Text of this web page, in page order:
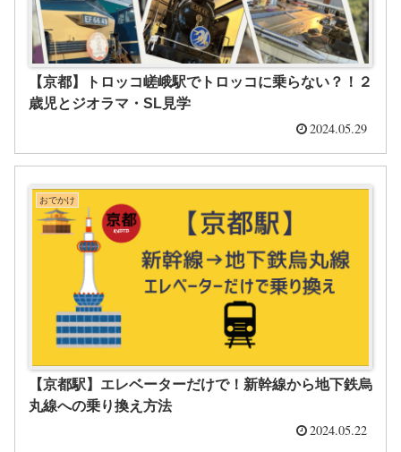
【京都】トロッコ嵯峨駅でトロッコに乗らない？！２
歳児とジオラマ・SL見学
2024.05.29
おでかけ
【京都駅】エレベーターだけで！新幹線から地下鉄烏
丸線への乗り換え方法
2024.05.22